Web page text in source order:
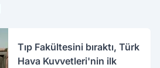
Tıp Fakültesini bıraktı, Türk
Hava Kuvvetleri'nin ilk